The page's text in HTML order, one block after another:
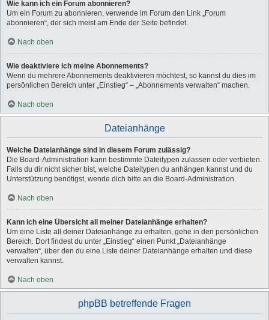
Wie kann ich ein Forum abonnieren?
Um ein Forum zu abonnieren, verwende im Forum den Link „Forum
abonnieren“, der sich meist am Ende der Seite befindet.
Nach oben
Wie deaktiviere ich meine Abonnements?
Wenn du mehrere Abonnements deaktivieren möchtest, so kannst du dies im
persönlichen Bereich unter „Einstieg“ – „Abonnements verwalten“ machen.
Nach oben
Dateianhänge
Welche Dateianhänge sind in diesem Forum zulässig?
Die Board-Administration kann bestimmte Dateitypen zulassen oder verbieten.
Falls du dir nicht sicher bist, welche Dateitypen du anhängen kannst und du
Unterstützung benötigst, wende dich bitte an die Board-Administration.
Nach oben
Kann ich eine Übersicht all meiner Dateianhänge erhalten?
Um eine Liste all deiner Dateianhänge zu erhalten, gehe in den persönlichen
Bereich. Dort findest du unter „Einstieg“ einen Punkt „Dateianhänge
verwalten“, über den du eine Liste deiner Dateianhänge erhalten und diese
verwalten kannst.
Nach oben
phpBB betreffende Fragen